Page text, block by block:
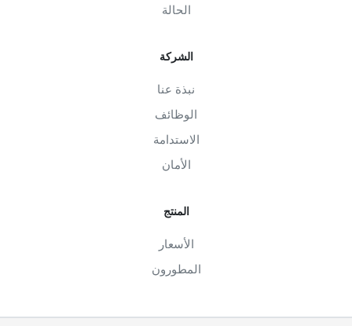
الحالة
الشركة
نبذة عنا
الوظائف
الاستدامة
الأمان
المنتج
الأسعار
المطورون